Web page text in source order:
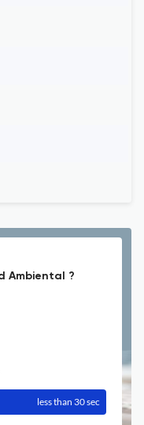
Ambiental ?
less than 30 sec